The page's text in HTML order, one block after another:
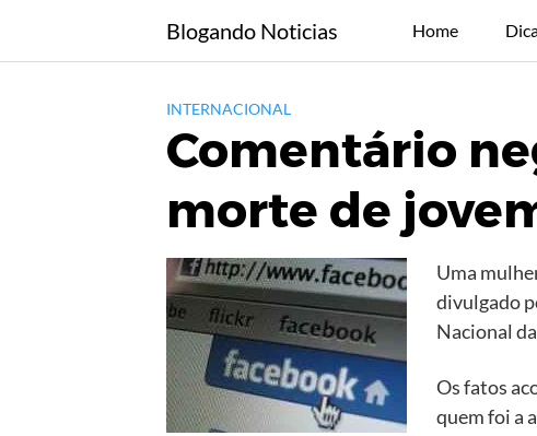
content
Blogando Noticias Home
INTERNACIONAL
Comentário
morte de
Uma
divulgado
Nacional
Os fatos
quem foi a